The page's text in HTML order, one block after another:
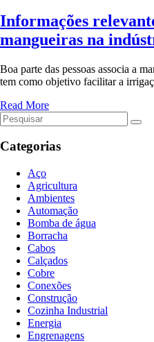
Informações
mangueiras na
Boa parte das pessoas associa a
tem como objetivo facilitar a
Read More
Categorias
Aço
Agricultura
Ambientes
Automação
Bomba de água
Borracha
Cabos
Calçados
Cobre
Conexões
Construção
Cozinha Industrial
Energia
Engrenagens